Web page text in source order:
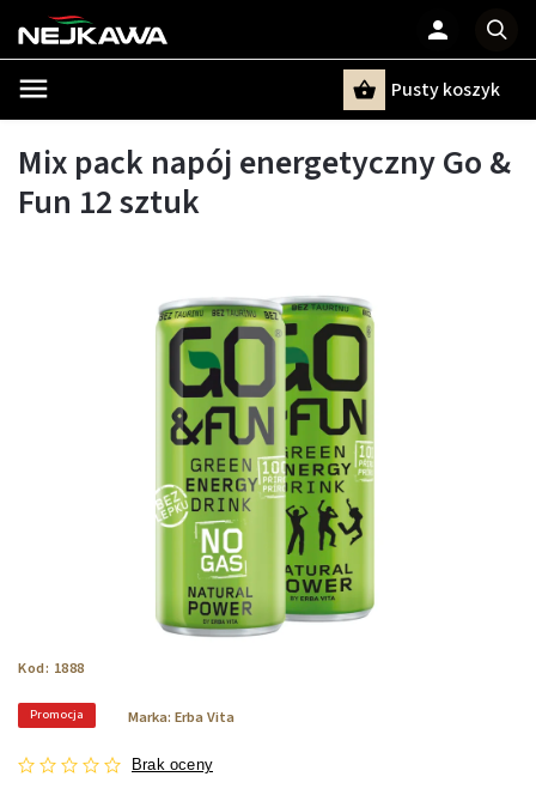
Pusty koszyk
Mix pack napój energetyczny Go &
Fun 12 sztuk
Kod: 1888
Promocja
Brak oceny
Marka: Erba Vita